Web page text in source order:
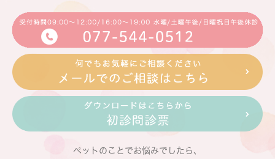
ペットのことでお悩みでしたら、